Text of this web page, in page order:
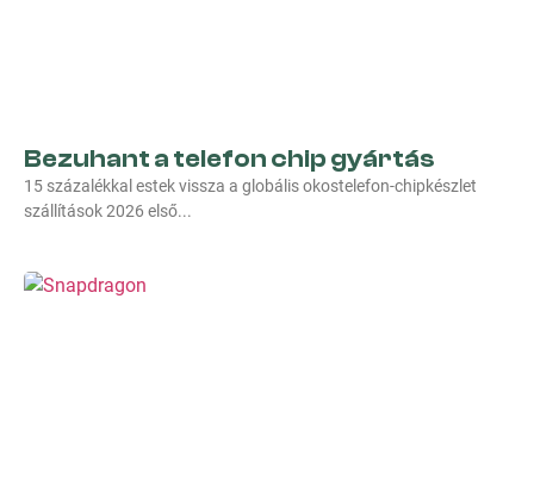
Bezuhant a telefon chip gyártás
15 százalékkal estek vissza a globális okostelefon-chipkészlet
szállítások 2026 első